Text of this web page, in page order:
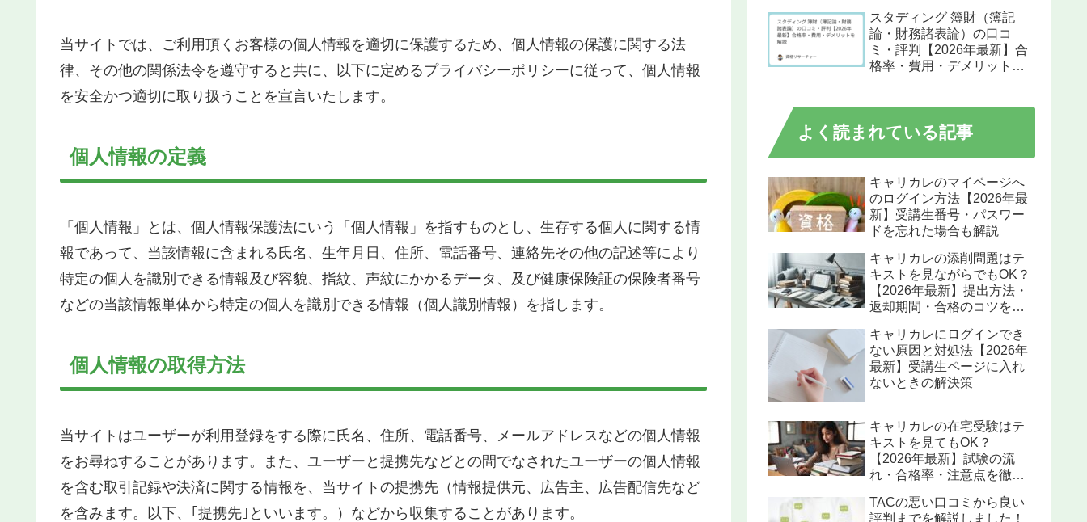
当サイトでは、ご利用頂くお客様の個人情報を適切に保護するため、個人情報の保護に関する法
律、その他の関係法令を遵守すると共に、以下に定めるプライバシーポリシーに従って、個人情報
を安全かつ適切に取り扱うことを宣言いたします。
個人情報の定義
「個人情報」とは、個人情報保護法にいう「個人情報」を指すものとし、生存する個人に関する情
報であって、当該情報に含まれる氏名、生年月日、住所、電話番号、連絡先その他の記述等により
特定の個人を識別できる情報及び容貌、指紋、声紋にかかるデータ、及び健康保険証の保険者番号
などの当該情報単体から特定の個人を識別できる情報（個人識別情報）を指します。
個人情報の取得方法
当サイトはユーザーが利用登録をする際に氏名、住所、電話番号、メールアドレスなどの個人情報
をお尋ねすることがあります。また、ユーザーと提携先などとの間でなされたユーザーの個人情報
を含む取引記録や決済に関する情報を、当サイトの提携先（情報提供元、広告主、広告配信先など
を含みます。以下、｢提携先｣といいます。）などから収集することがあります。
スタディング 簿財（簿記
論・財務諸表論）の口コ
ミ・評判【2026年最新】合
格率・費用・デメリットを
よく読まれている記事
キャリカレのマイページへ
のログイン方法【2026年最
新】受講生番号・パスワー
ドを忘れた場合も解説
キャリカレの添削問題はテ
キストを見ながらでもOK？
【2026年最新】提出方法・
返却期間・合格のコツを解
キャリカレにログインでき
ない原因と対処法【2026年
最新】受講生ページに入れ
ないときの解決策
キャリカレの在宅受験はテ
キストを見てもOK？
【2026年最新】試験の流
れ・合格率・注意点を徹底
TACの悪い口コミから良い
評判までを解説しました！